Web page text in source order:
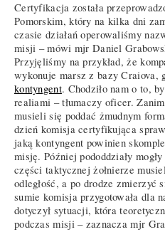
Certyfikacja została
Pomorskim, który na kilka dni
czasie działań operowaliśmy
misji – mówi mjr Daniel
Przyjęliśmy na przykład, że
wykonuje marsz z bazy Craiova,
kontyngent. Chodziło nam o to,
realiami – tłumaczy oficer.
musieli się poddać żmudnym
dzień komisja certyfikująca
jaką kontyngent powinien
misję. Później pododdziały
części taktycznej żołnierze
odległość, a po drodze
sumie komisja przygotowała dla
dotyczył sytuacji, która
podczas misji – zaznacza mjr